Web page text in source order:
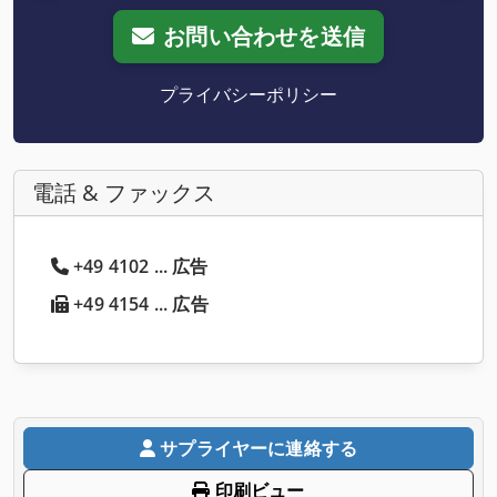
お問い合わせを送信
プライバシーポリシー
電話 & ファックス
+49 4102 ... 広告
+49 4154 ... 広告
サプライヤーに連絡する
印刷ビュー